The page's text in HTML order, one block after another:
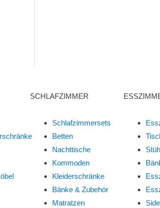
SCHLAFZIMMER
Schlafzimmersets
Betten
Nachttische
Kommoden
Kleiderschränke
Bänke & Zubehör
Matratzen